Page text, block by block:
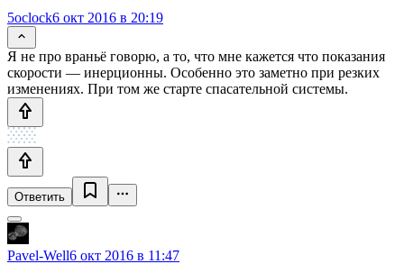
5oclock6 окт 2016 в 20:19
Я не про враньё говорю, а то, что мне кажется что показания
скорости — инерционны. Особенно это заметно при резких
изменениях. При том же старте спасательной системы.
Ответить
Pavel-Well6 окт 2016 в 11:47